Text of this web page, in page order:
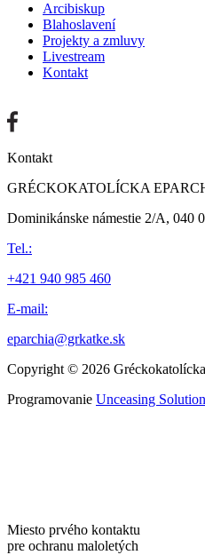
Arcibiskup
Blahoslavení
Projekty a zmluvy
Livestream
Kontakt
Kontakt
GRÉCKOKATOLÍCKA
Dominikánske námestie 2/A, 040
Tel.:
+421 940 985 460
E-mail:
eparchia@grkatke.sk
Copyright © 2026
Programovanie Unceasing
Miesto prvého kontaktu
pre ochranu maloletých